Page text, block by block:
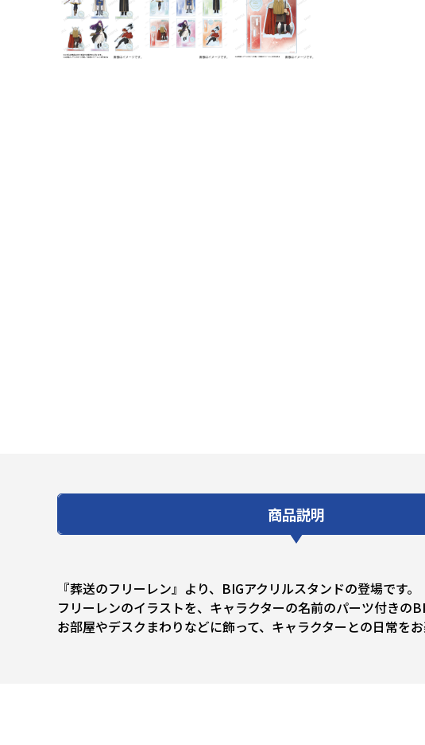
商品説明
『葬送のフリーレン』より、BIGアクリルスタンドの登場です。
フリーレンのイラストを、キャラクターの名前のパーツ付きの
お部屋やデスクまわりなどに飾って、キャラクターとの日常をお